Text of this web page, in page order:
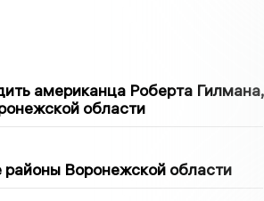
американца Роберта Гилмана,
области
Воронежской области